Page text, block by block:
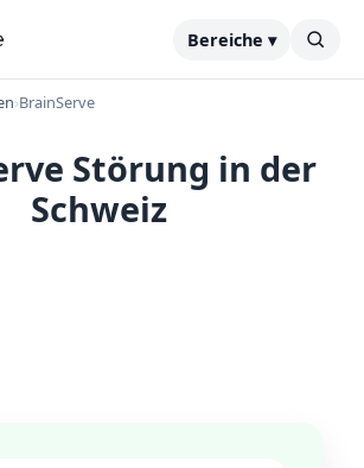
Bereiche ▾
›BrainServe
Störung in der
Schweiz